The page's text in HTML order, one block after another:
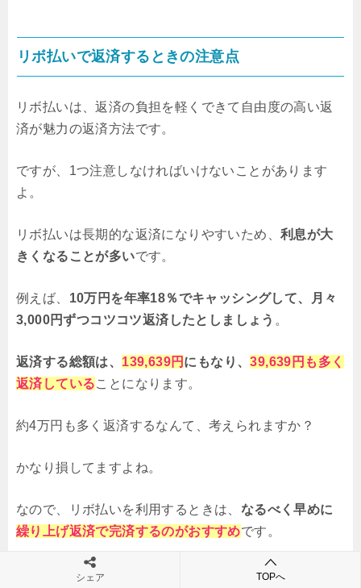
リボ払いで返済するときの注意点
リボ払いは、返済の負担を軽くできて自由度の高い返
済が魅力の返済方法です。
ですが、1つ注意しなければいけないことがあります
よ。
リボ払いは長期的な返済になりやすいため、 利息が大
きくなることが多いです。
例えば、 10万円を年率18％でキャッシングして、月々
3,000円ずつコツコツ返済したとしましょう 。
返済する総額は、 139,639円 にもなり、39,639円も多く
返済していることになります。
約4万円も多く返済するなんて、考えられますか？
かなり損してますよね。
なので、リボ払いを利用するときは、 なるべく早めに
繰り上げ返済で完済するのがおすすめです。
シェア TOPへ